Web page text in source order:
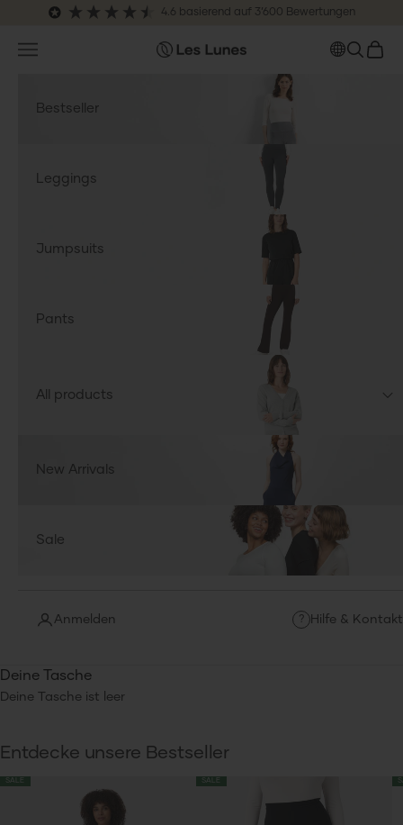
Zum Inhalt springen 4.6 basierend auf 3’600 Bewertungen
leslunes.de
Navigationsmenü öffnen SUCHE
Bestseller
Leggings
Jumpsuits
Pants
All products
New Arrivals
Sale
Anmelden ? Hilfe & Kontakt
Deine Tasche
Deine Tasche ist leer
Entdecke unsere Bestseller
SALE SALE